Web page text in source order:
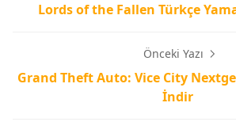
Lords of the Fallen Türkçe
Önceki Yazı
Grand Theft Auto: Vice City
İndir